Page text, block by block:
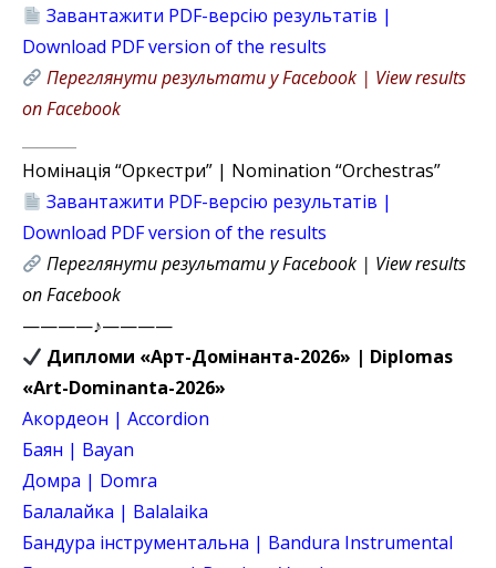
Завантажити PDF-версію результатів |
Download PDF version of the results
Переглянути результати у Facebook | View results
on Facebook
Номінація “Оркестри” | Nomination “Orchestras”
Завантажити PDF-версію результатів |
Download PDF version of the results
Переглянути результати у Facebook | View results
on Facebook
————♪————
Дипломи «Арт-Домінанта-2026» | Diplomas
«Art-Dominanta-2026»
Акордеон | Accordion
Баян | Bayan
Домра | Domra
Балалайка | Balalaika
Бандура інструментальна | Bandura Instrumental